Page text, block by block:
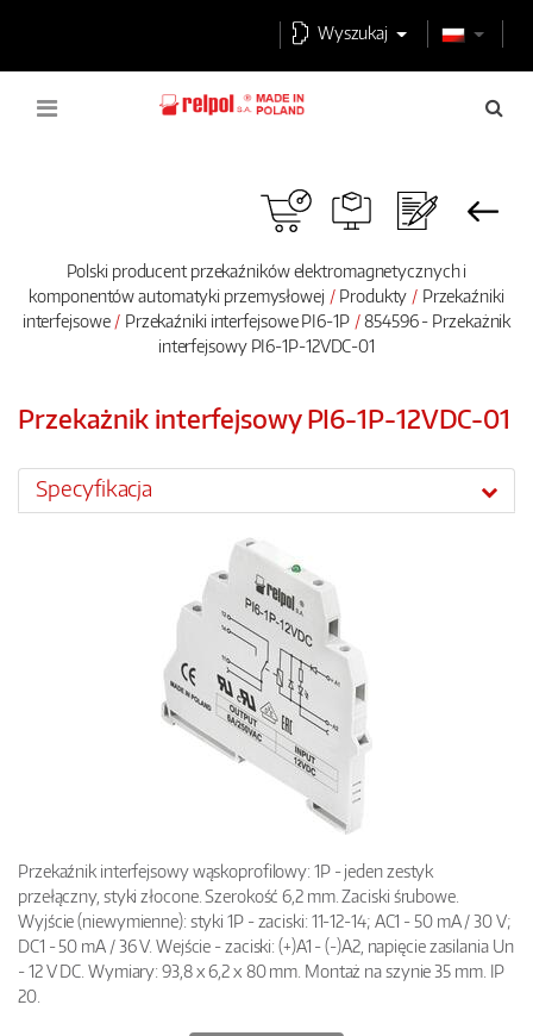
Wyszukaj
Polski producent przekaźników elektromagnetycznych i
komponentów automatyki przemysłowej
Produkty
Przekaźniki
interfejsowe
Przekaźniki interfejsowe PI6-1P
854596 - Przekażnik
interfejsowy PI6-1P-12VDC-01
Przekażnik interfejsowy PI6-1P-12VDC-01
Specyfikacja
Przekaźnik interfejsowy wąskoprofilowy: 1P - jeden zestyk
przełączny, styki złocone. Szerokość 6,2 mm. Zaciski śrubowe.
Wyjście (niewymienne): styki 1P - zaciski: 11-12-14; AC1 - 50 mA / 30 V;
DC1 - 50 mA / 36 V. Wejście - zaciski: (+)A1 - (-)A2, napięcie zasilania Un
- 12 V DC. Wymiary: 93,8 x 6,2 x 80 mm. Montaż na szynie 35 mm. IP
20.